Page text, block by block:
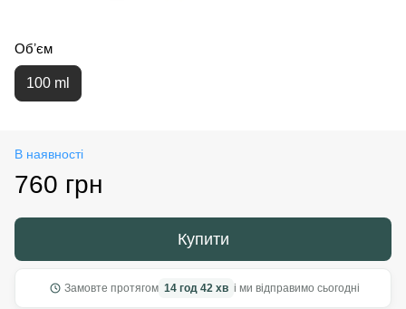
Обʼєм
100 ml
В наявності
760 грн
Купити
Замовте протягом 14 год 42 хв і ми відправимо сьогодні